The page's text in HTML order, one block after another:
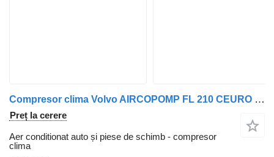
Compresor clima Volvo AIRCOPOMP FL 210 CEURO 6 82436934 pentru camion
Preț la cerere
Aer conditionat auto și piese de schimb - compresor
clima